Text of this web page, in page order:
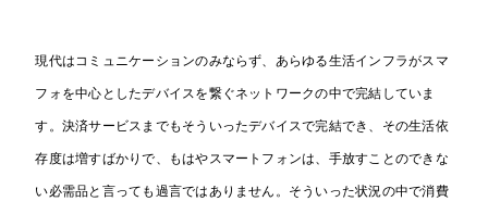
現代はコミュニケーションのみならず、あらゆる生活インフラがスマ
フォを中心としたデバイスを繋ぐネットワークの中で完結していま
す。 決済サービスまでもそういったデバイスで完結でき、その生活依
存度は増すばかりで、もはやスマートフォンは、手放すことのできな
い必需品と言っても過言ではありません。 そういった状況の中で消費